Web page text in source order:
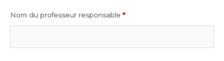
Nom du professeur responsable *